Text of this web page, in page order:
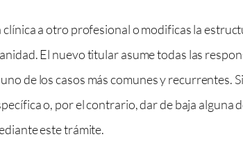
clínica a otro profesional o modificas la
El nuevo titular asume todas las
de los casos más comunes y
o, por el contrario, dar de baja alguna
este trámite.